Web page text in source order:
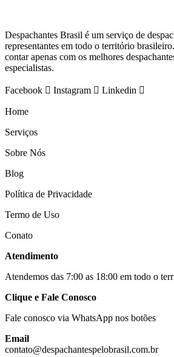
Despachantes Brasil é um serviço de
representantes em todo o território
contar apenas com os melhores
especialistas.
Facebook Instagram Linkedin
Home
Serviços
Sobre Nós
Blog
Política de Privacidade
Termo de Uso
Conato
Atendimento
Atendemos das 7:00 as 18:00 em todo o
Clique e Fale Conosco
Fale conosco via WhatsApp nos botões
Email
contato@despachantespelobrasil.com.br